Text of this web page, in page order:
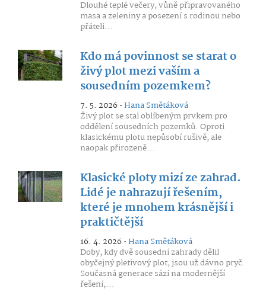
Dlouhé teplé večery, vůně připravovaného
masa a zeleniny a posezení s rodinou nebo
přáteli...
Kdo má povinnost se starat o
živý plot mezi vaším a
sousedním pozemkem?
7. 5. 2026 •Hana Smětáková
Živý plot se stal oblíbeným prvkem pro
oddělení sousedních pozemků. Oproti
klasickému plotu nepůsobí rušivě, ale
naopak přirozeně...
Klasické ploty mizí ze zahrad.
Lidé je nahrazují řešením,
které je mnohem krásnější i
praktičtější
16. 4. 2026 •Hana Smětáková
Doby, kdy dvě sousední zahrady dělil
obyčejný pletivový plot, jsou už dávno pryč.
Současná generace sází na modernější
řešení,...